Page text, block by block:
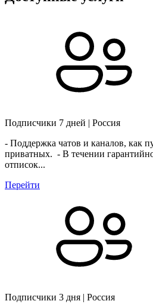
Подписчики 7 дней | Россия
- Поддержка чатов и каналов, как
приватных. - В течении
отписок...
Перейти
Подписчики 3 дня | Россия